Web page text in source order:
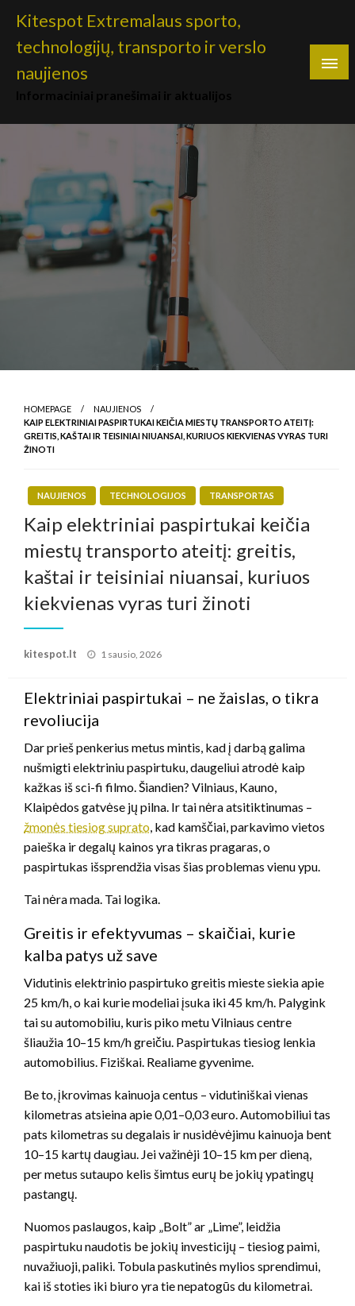
content
Kitespot Extremalaus sporto,
technologijų, transporto ir verslo
naujienos
HOMEPAGE
NAUJIENOS
KAIP ELEKTRINIAI PASPIRTUKAI KEIČIA MIESTŲ TRANSPORTO ATEITĮ:
GREITIS, KAŠTAI IR TEISINIAI NIUANSAI, KURIUOS KIEKVIENAS VYRAS TURI
ŽINOTI
NAUJIENOS TECHNOLOGIJOS TRANSPORTAS
Kaip elektriniai paspirtukai keičia
miestų transporto ateitį: greitis,
kaštai ir teisiniai niuansai, kuriuos
kiekvienas vyras turi žinoti
kitespot.lt
Posted
1 sausio, 2026
Elektriniai paspirtukai – ne žaislas, o tikra
revoliucija
Dar prieš penkerius metus mintis, kad į darbą galima
nušmigti elektriniu paspirtuku, daugeliui atrodė kaip
kažkas iš sci-fi filmo. Šiandien? Vilniaus, Kauno,
Klaipėdos gatvėse jų pilna. Ir tai nėra atsitiktinumas –
žmonės tiesiog suprato, kad kamščiai, parkavimo vietos
paieška ir degalų kainos yra tikras pragaras, o
paspirtukas išsprendžia visas šias problemas vienu ypu.
Tai nėra mada. Tai logika.
Greitis ir efektyvumas – skaičiai, kurie
kalba patys už save
Vidutinis elektrinio paspirtuko greitis mieste siekia apie
25 km/h, o kai kurie modeliai įsuka iki 45 km/h. Palygink
tai su automobiliu, kuris piko metu Vilniaus centre
šliaužia 10–15 km/h greičiu. Paspirtukas tiesiog lenkia
automobilius. Fiziškai. Realiame gyvenime.
Be to, įkrovimas kainuoja centus – vidutiniškai vienas
kilometras atsieina apie 0,01–0,03 euro. Automobiliui tas
pats kilometras su degalais ir nusidėvėjimu kainuoja bent
10–15 kartų daugiau. Jei važinėji 10–15 km per dieną,
per metus sutaupo kelis šimtus eurų be jokių ypatingų
pastangų.
Nuomos paslaugos, kaip „Bolt” ar „Lime”, leidžia
paspirtuku naudotis be jokių investicijų – tiesiog paimi,
nuvažiuoji, paliki. Tobula paskutinės mylios sprendimui,
kai iš stoties iki biuro yra tie nepatogūs du kilometrai.